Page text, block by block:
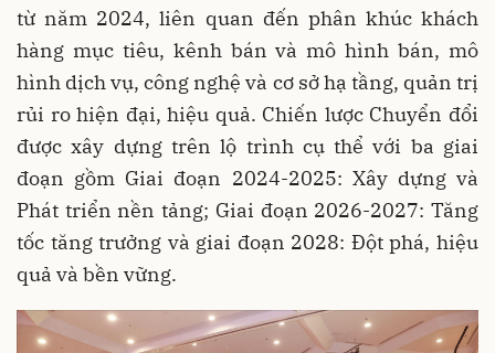
từ năm 2024, liên quan đến phân khúc khách
hàng mục tiêu, kênh bán và mô hình bán, mô
hình dịch vụ, công nghệ và cơ sở hạ tầng, quản trị
rủi ro hiện đại, hiệu quả. Chiến lược Chuyển đổi
được xây dựng trên lộ trình cụ thể với ba giai
đoạn gồm Giai đoạn 2024-2025: Xây dựng và
Phát triển nền tảng; Giai đoạn 2026-2027: Tăng
tốc tăng trưởng và giai đoạn 2028: Đột phá, hiệu
quả và bền vững.